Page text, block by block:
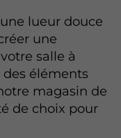
lueur douce
une
salle à
éléments
magasin de
de choix pour